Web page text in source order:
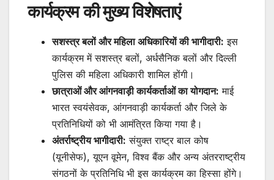
कार्यक्रम की मुख्य विशेषताएं
सशस्त्र बलों और महिला अधिकारियों की भागीदारी: इस
कार्यक्रम में सशस्त्र बलों, अर्धसैनिक बलों और दिल्ली
पुलिस की महिला अधिकारी शामिल होंगी।
छात्राओं और आंगनवाड़ी कार्यकर्ताओं का योगदान: माई
भारत स्वयंसेवक, आंगनवाड़ी कार्यकर्ता और जिले के
प्रतिनिधियों को भी आमंत्रित किया गया है।
अंतर्राष्ट्रीय भागीदारी: संयुक्त राष्ट्र बाल कोष
(यूनीसेफ), यूएन वूमेन, विश्व बैंक और अन्य अंतरराष्ट्रीय
संगठनों के प्रतिनिधि भी इस कार्यक्रम का हिस्सा होंगे।